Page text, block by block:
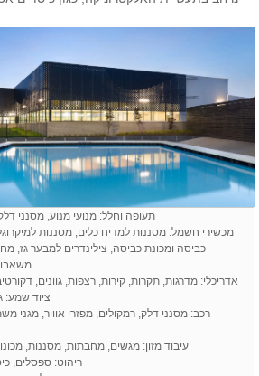
1. תעופה וחלל: מנועי מנוע, מסנני
כביסה ומכונת כביסה, צילינדרים למבער גז,
3. אדריכלי: מדרגות, תקרות, קירות, רצפות, גוונים,
4. ציוד שמע:
6. עיבוד מזון: מגשים, מחבתות, מסננות,
7. ריהוט: ספסלים,